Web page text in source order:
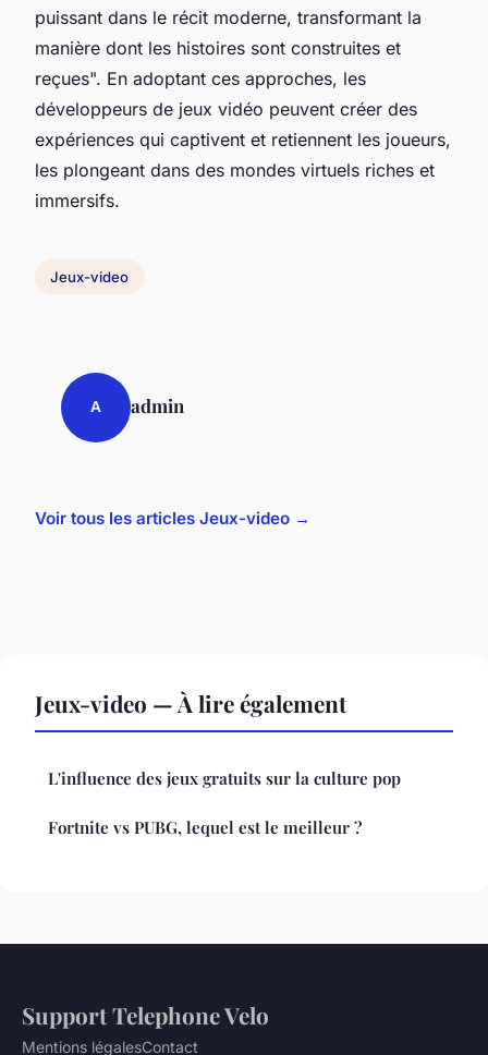
puissant dans le récit moderne, transformant la
manière dont les histoires sont construites et
reçues". En adoptant ces approches, les
développeurs de jeux vidéo peuvent créer des
expériences qui captivent et retiennent les joueurs,
les plongeant dans des mondes virtuels riches et
immersifs.
Jeux-video
A admin
Voir tous les articles Jeux-video →
Jeux-video — À lire également
L'influence des jeux gratuits sur la culture pop
Fortnite vs PUBG, lequel est le meilleur ?
Support Telephone Velo
Mentions légalesContact